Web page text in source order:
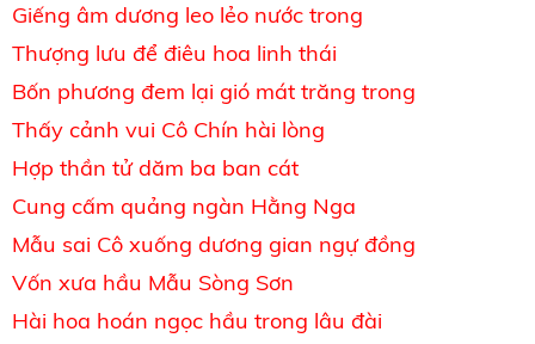
Giếng âm dương leo lẻo nước trong
Thượng lưu để điêu hoa linh thái
Bốn phương đem lại gió mát trăng trong
Thấy cảnh vui Cô Chín hài lòng
Hợp thần tử dăm ba ban cát
Cung cấm quảng ngàn Hằng Nga
Mẫu sai Cô xuống dương gian ngự đồng
Vốn xưa hầu Mẫu Sòng Sơn
Hài hoa hoán ngọc hầu trong lâu đài